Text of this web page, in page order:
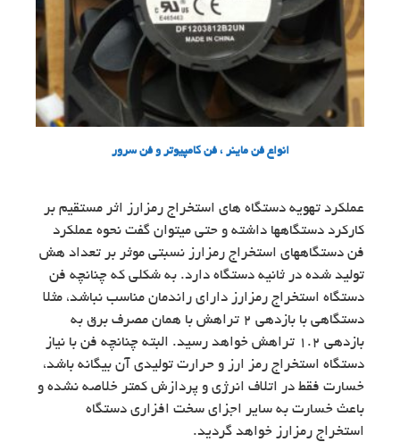
انواع فن ماینر ، فن کامپیوتر و فن سرور
عملکرد تهویه دستگاه های استخراج رمزارز اثر مستقیم بر
کارکرد دستگاهها داشته و حتی میتوان گفت نحوه عملکرد
فن دستگاههای استخراج رمزارز نسبتی موثر بر تعداد هش
تولید شده در ثانیه دستگاه دارد. به شکلی که چنانچه فن
دستگاه استخراج رمزارز دارای راندمان مناسب نباشد، مثلا
دستگاهی با بازدهی 2 تراهش با همان مصرف برق به
بازدهی 1.2 تراهش خواهد رسید. البته چنانچه فن با نیاز
دستگاه استخراج رمز ارز و حرارت تولیدی آن بیگانه باشد،
خسارت فقط در اتلاف انرژی و پردازش کمتر خلاصه نشده و
باعث خسارت به سایر اجزای سخت افزاری دستگاه
استخراج رمزارز خواهد گردید.